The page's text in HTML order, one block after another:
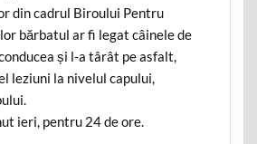
din cadrul Biroului Pentru
bărbatul ar fi legat câinele de
și l-a târât pe asfalt,
leziuni la nivelul capului,
ieri, pentru 24 de ore.